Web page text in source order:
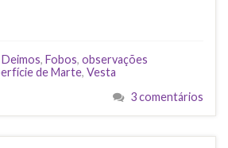
Deimos, Fobos, observações
de Marte, Vesta
3 comentários